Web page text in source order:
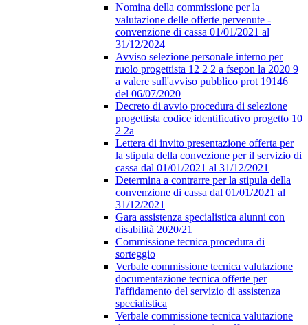
Nomina della commissione per la
valutazione delle offerte pervenute -
convenzione di cassa 01/01/2021 al
31/12/2024
Avviso selezione personale interno per
ruolo progettista 12 2 2 a fsepon la 2020 9
a valere sull'avviso pubblico prot 19146
del 06/07/2020
Decreto di avvio procedura di selezione
progettista codice identificativo progetto 10
2 2a
Lettera di invito presentazione offerta per
la stipula della convezione per il servizio di
cassa dal 01/01/2021 al 31/12/2021
Determina a contrarre per la stipula della
convenzione di cassa dal 01/01/2021 al
31/12/2021
Gara assistenza specialistica alunni con
disabilità 2020/21
Commissione tecnica procedura di
sorteggio
Verbale commissione tecnica valutazione
documentazione tecnica offerte per
l'affidamento del servizio di assistenza
specialistica
Verbale commissione tecnica valutazione